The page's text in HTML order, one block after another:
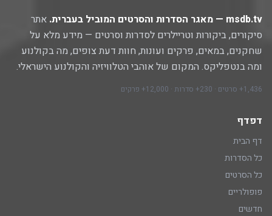
msdb.tv — מאגר הסדרות והסרטים המוביל בעברית.
אתר
סיקורים, ביקורות וטריילרים לסדרות וסרטים — מידע מלא על
שחקנים, במאים, פרקים ועונות, חוות דעת צופים, מה בקולנוע
ומה בנטפליקס. המקום של אוהבי הטלוויזיה והקולנוע הישראלי.
1,436+ סרטים · 230+ סדרות · 12,000+ פרקים
דפדף
דף הבית
כל הסדרות
כל הסרטים
פופולריים
חדשים